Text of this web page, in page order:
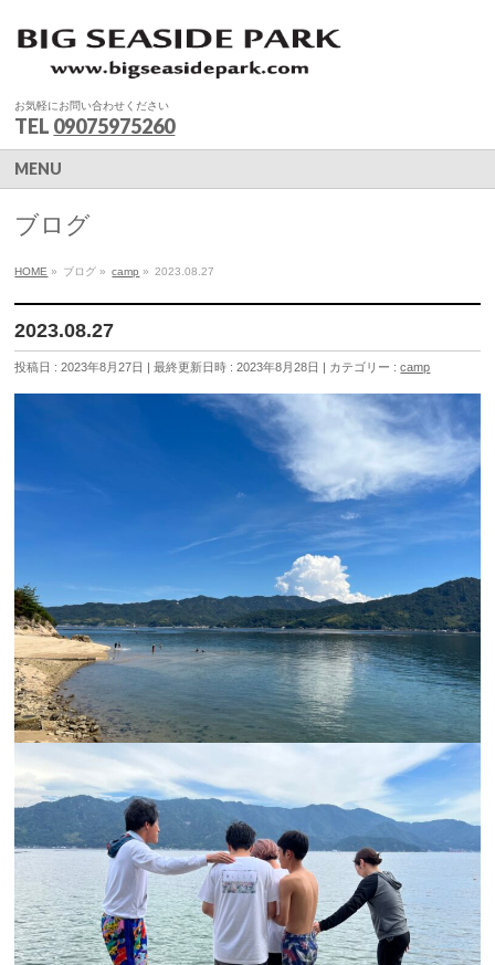
お気軽にお問い合わせください
TEL 09075975260
MENU
ブログ
HOME » ブログ » camp » 2023.08.27
2023.08.27
投稿日 : 2023年8月27日 最終更新日時 : 2023年8月28日 カテゴリー :camp